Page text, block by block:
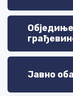
Јавно